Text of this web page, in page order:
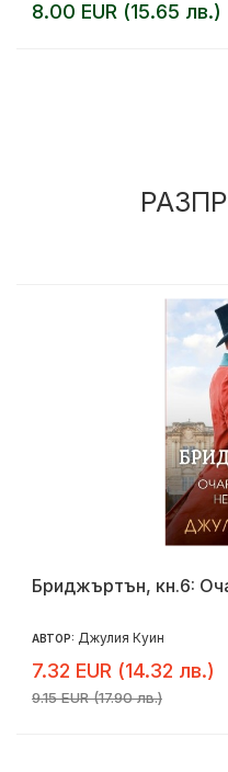
8.00 EUR (15.65 лв.)
Бриджъртън, кн.6:
АВТОР: Джулия Куин
7.32 EUR (14.32 лв.)
9.15 EUR (17.90 лв.)